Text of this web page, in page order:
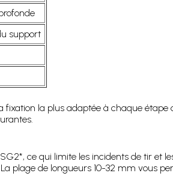
support
fixation la plus adaptée à chaque étape
ce qui limite les incidents de tir et
plage de longueurs 10-32 mm vous